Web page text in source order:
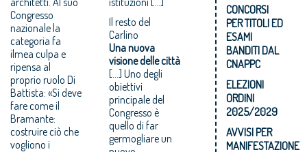
Congresso
nazionale la
categoria fa
ilmea culpa e
ripensa al
proprio ruolo Di
Battista: «Si deve
fare come il
Bramante:
costruire ciò che
vogliono i
Il resto del
Carlino
Una nuova
visione delle città
[…] Uno degli
obiettivi
principale del
Congresso è
quello di far
germogliare un
CONCORSI
PER TITOLI ED
ESAMI
BANDITI DAL
CNAPPC
ELEZIONI
ORDINI
2025/2029
AVVISI PER
MANIFESTAZIONE